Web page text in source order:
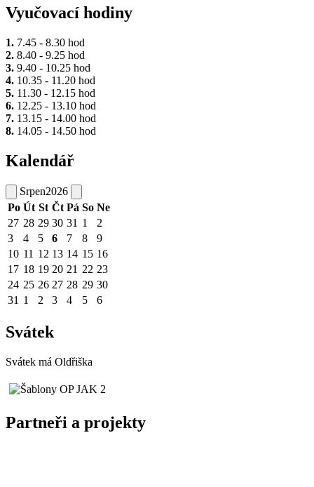
Vyučovací hodiny
1. 7.45 - 8.30 hod
2. 8.40 - 9.25 hod
3. 9.40 - 10.25 hod
4. 10.35 - 11.20 hod
5. 11.30 - 12.15 hod
6. 12.25 - 13.10 hod
7. 13.15 - 14.00 hod
8. 14.05 - 14.50 hod
Kalendář
Srpen2026
Po Út St Čt Pá So Ne
27 28 29 30 31 1
2
3
4 5 6 7 8
9
10 11 12 13 14 15 16
17 18 19 20 21 22 23
24 25 26 27 28 29 30
31 1 2 3 4 5 6
Svátek
Svátek má Oldřiška
Partneři a projekty